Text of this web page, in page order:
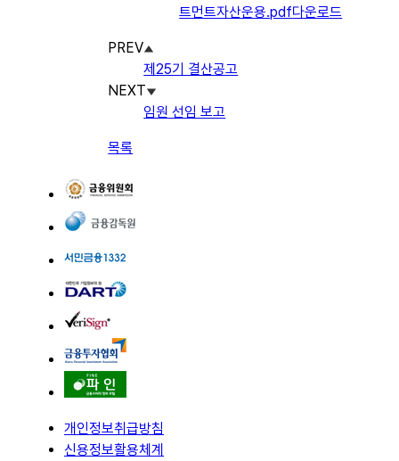
트먼트자산운용.pdf다운로드
PREV
제25기 결산공고
NEXT
임원 선임 보고
목록
개인정보취급방침
신용정보활용체계